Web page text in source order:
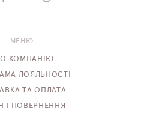
МЕНЮ
КОМПАНІЮ
ЛОЯЛЬНОСТІ
ТА ОПЛАТА
І ПОВЕРНЕННЯ